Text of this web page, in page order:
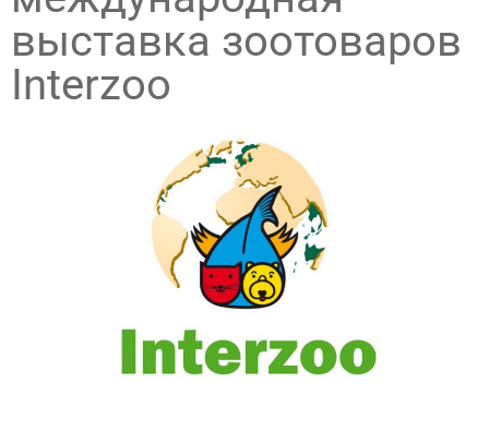
выставка зоотоваров
Interzoo